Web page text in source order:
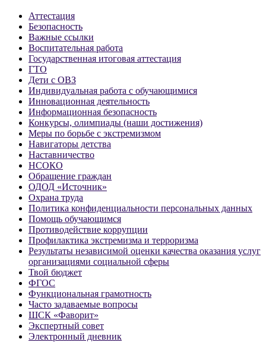
Аттестация
Безопасность
Важные ссылки
Воспитательная работа
Государственная итоговая аттестация
ГТО
Дети с ОВЗ
Индивидуальная работа с обучающимися
Инновационная деятельность
Информационная безопасность
Конкурсы, олимпиады (наши достижения)
Меры по борьбе с экстремизмом
Навигаторы детства
Наставничество
НСОКО
Обращение граждан
ОДОД «Источник»
Охрана труда
Политика конфиденциальности персональных данных
Помощь обучающимся
Противодействие коррупции
Профилактика экстремизма и терроризма
Результаты независимой оценки качества оказания услуг
организациями социальной сферы
Твой бюджет
ФГОС
Функциональная грамотность
Часто задаваемые вопросы
ШСК «Фаворит»
Экспертный совет
Электронный дневник